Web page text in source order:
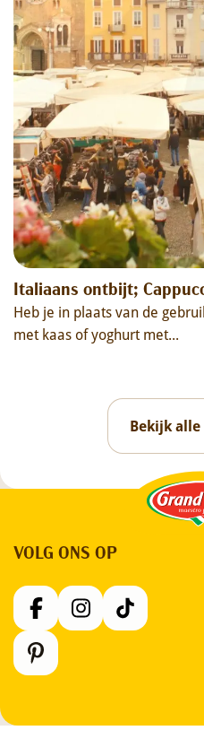
Italiaans ontbijt;
Heb je in plaats van de
met kaas of yoghurt met...
Bekijk
VOLG ONS OP